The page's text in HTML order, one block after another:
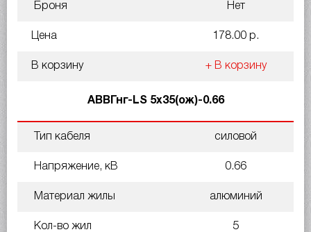
Броня Нет
Цена 178.00 р.
В корзину + В корзину
АВВГнг-LS 5х35(ож)-0.66
Тип кабеля силовой
Напряжение, кВ 0.66
Материал жилы алюминий
Кол-во жил 5